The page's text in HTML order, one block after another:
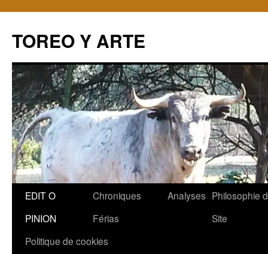
TOREO Y ARTE
Aller
contenu
EDIT O
PINION
Chroniques
Férias
Analyses Philosophie
Site
Politique de cookies